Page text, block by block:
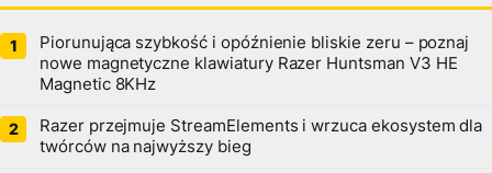
Piorunująca szybkość i opóźnienie bliskie zeru – poznaj
nowe magnetyczne klawiatury Razer Huntsman V3 HE
Magnetic 8KHz
Razer przejmuje StreamElements i wrzuca ekosystem dla
twórców na najwyższy bieg